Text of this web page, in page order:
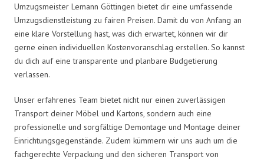
Umzugsmeister Lemann Göttingen bietet dir eine umfassende
Umzugsdienstleistung zu fairen Preisen. Damit du von Anfang an
eine klare Vorstellung hast, was dich erwartet, können wir dir
gerne einen individuellen Kostenvoranschlag erstellen. So kannst
du dich auf eine transparente und planbare Budgetierung
verlassen.
Unser erfahrenes Team bietet nicht nur einen zuverlässigen
Transport deiner Möbel und Kartons, sondern auch eine
professionelle und sorgfältige Demontage und Montage deiner
Einrichtungsgegenstände. Zudem kümmern wir uns auch um die
fachgerechte Verpackung und den sicheren Transport von